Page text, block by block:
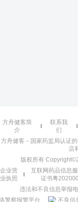
方舟健客简
介
联系我
们
方舟健客－国家药监局认证
店
版权所有
企业营
业执照
互联网药品信息
证书粤
违法和不良信息举报